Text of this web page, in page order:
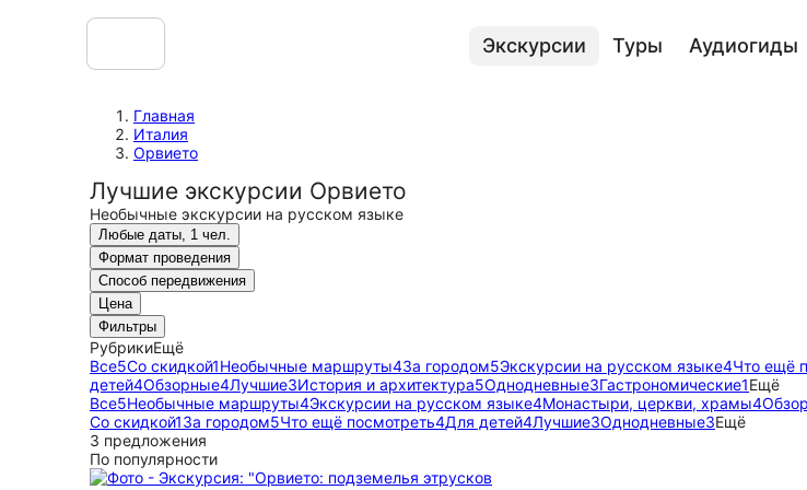
Экскурсии Туры Аудиогиды
Главная
Италия
Орвието
Лучшие экскурсии Орвието
Необычные экскурсии на русском языке
Любые даты, 1 чел.
Формат проведения
Способ передвижения
Цена
Фильтры
РубрикиЕщё
Все5Со скидкой1Необычные маршруты4За городом5Экскурсии на русском языке4Что ещё
детей4Обзорные4Лучшие3История и архитектура5Однодневные3Гастрономические1Ещё
Все5Необычные маршруты4Экскурсии на русском языке4Монастыри, церкви, храмы4
Со скидкой1За городом5Что ещё посмотреть4Для детей4Лучшие3Однодневные3Ещё
3 предложения
По популярности